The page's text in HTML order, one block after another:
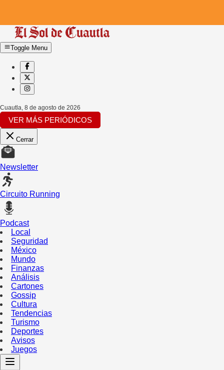
Toggle Menu
Cuautla, 8 de agosto de 2026
VER MÁS PERIÓDICOS
Cerrar
Newsletter
Circuito Running
Podcast
Local
Seguridad
México
Mundo
Finanzas
Análisis
Cartones
Gossip
Cultura
Tendencias
Turismo
Deportes
Avisos
Juegos